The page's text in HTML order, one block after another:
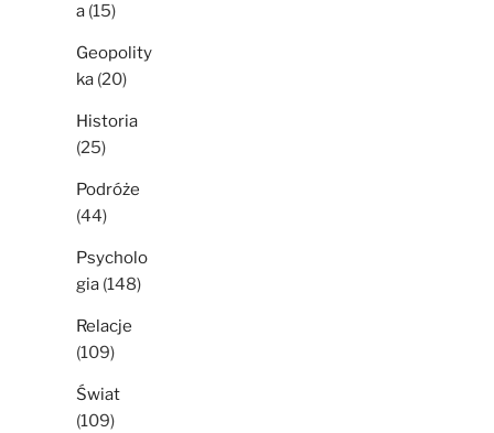
a (15)
Geopolity
ka (20)
Historia
(25)
Podróże
(44)
Psycholo
gia (148)
Relacje
(109)
Świat
(109)